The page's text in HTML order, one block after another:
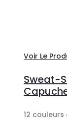
Voir Le
Sweat-
12